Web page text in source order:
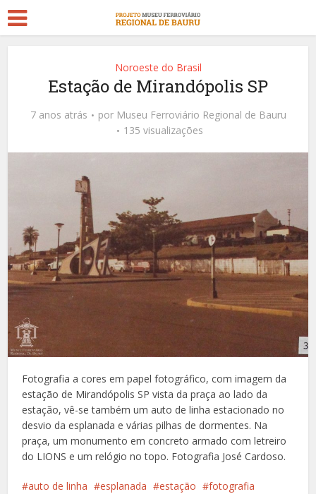
Noroeste do Brasil
Estação de Mirandópolis SP
7 anos atrás por Museu Ferroviário Regional de Bauru
135 visualizações
Fotografia a cores em papel fotográfico, com imagem da
estação de Mirandópolis SP vista da praça ao lado da
estação, vê-se também um auto de linha estacionado no
desvio da esplanada e várias pilhas de dormentes. Na
praça, um monumento em concreto armado com letreiro
do LIONS e um relógio no topo. Fotografia José Cardoso.
auto de linha esplanada estação
fotografia